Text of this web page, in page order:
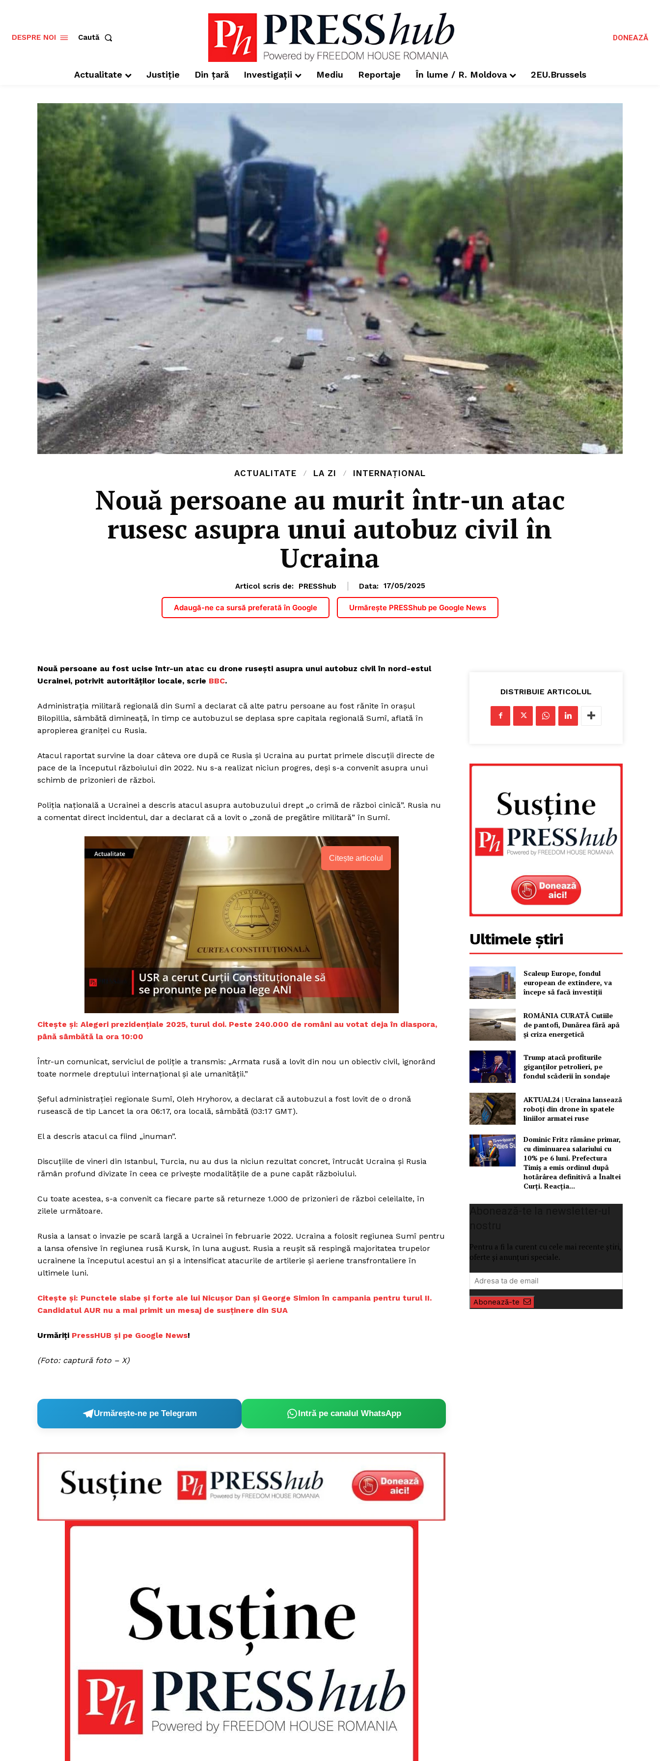
FREEDOM HOUSE
ROMÂNIA
PRESShub
DESPRE NOI Caută DONEAZĂ
Actualitate Justiție Din țară Investigații Mediu Reportaje În lume / R. Moldova 2EU.Brussels
ACTUALITATE LA ZI INTERNAȚIONAL
Nouă persoane au murit într-un atac
rusesc asupra unui autobuz civil în
Ucraina
Articol scris de: PRESShub Data: 17/05/2025
Adaugă-ne ca sursă preferată în Google Urmărește PRESShub pe Google News
Nouă persoane au fost ucise într-un atac cu drone rusești asupra unui autobuz civil în nord-estul
Ucrainei, potrivit autorităților locale, scrie BBC.
Administrația militară regională din Sumî a declarat că alte patru persoane au fost rănite în orașul
Bilopillia, sâmbătă dimineață, în timp ce autobuzul se deplasa spre capitala regională Sumî, aflată în
apropierea graniței cu Rusia.
Atacul raportat survine la doar câteva ore după ce Rusia și Ucraina au purtat primele discuții directe de
pace de la începutul războiului din 2022. Nu s-a realizat niciun progres, deși s-a convenit asupra unui
schimb de prizonieri de război.
Poliția națională a Ucrainei a descris atacul asupra autobuzului drept „o crimă de război cinică”. Rusia nu
a comentat direct incidentul, dar a declarat că a lovit o „zonă de pregătire militară” în Sumî.
Citește articolul
Citește și: Alegeri prezidențiale 2025, turul doi. Peste 240.000 de români au votat deja în diaspora,
până sâmbătă la ora 10:00
Într-un comunicat, serviciul de poliție a transmis: „Armata rusă a lovit din nou un obiectiv civil, ignorând
toate normele dreptului internațional și ale umanității.”
Șeful administrației regionale Sumî, Oleh Hryhorov, a declarat că autobuzul a fost lovit de o dronă
rusească de tip Lancet la ora 06:17, ora locală, sâmbătă (03:17 GMT).
El a descris atacul ca fiind „inuman”.
Discuțiile de vineri din Istanbul, Turcia, nu au dus la niciun rezultat concret, întrucât Ucraina și Rusia
rămân profund divizate în ceea ce privește modalitățile de a pune capăt războiului.
Cu toate acestea, s-a convenit ca fiecare parte să returneze 1.000 de prizonieri de război celeilalte, în
zilele următoare.
Rusia a lansat o invazie pe scară largă a Ucrainei în februarie 2022. Ucraina a folosit regiunea Sumî pentru
a lansa ofensive în regiunea rusă Kursk, în luna august. Rusia a reușit să respingă majoritatea trupelor
ucrainene la începutul acestui an și a intensificat atacurile de artilerie și aeriene transfrontaliere în
ultimele luni.
Citește și: Punctele slabe și forte ale lui Nicușor Dan și George Simion în campania pentru turul II.
Candidatul AUR nu a mai primit un mesaj de susținere din SUA
Urmăriți PressHUB și pe Google News!
(Foto: captură foto – X)
Urmărește-ne pe Telegram Intră pe canalul WhatsApp
DISTRIBUIE ARTICOLUL
Ultimele știri
Scaleup Europe, fondul
european de extindere, va
începe să facă investiții
ROMÂNIA CURATĂ Cutiile
de pantofi, Dunărea fără apă
și criza energetică
Trump atacă profiturile
giganților petrolieri, pe
fondul scăderii în sondaje
AKTUAL24 | Ucraina lansează
roboți din drone în spatele
liniilor armatei ruse
Dominic Fritz rămâne primar,
cu diminuarea salariului cu
10% pe 6 luni. Prefectura
Timiș a emis ordinul după
hotărârea definitivă a Înaltei
Curți. Reacția...
Pentru a fi la curent cu cele mai recente știri,
oferte și anunțuri speciale.
Abonează-te